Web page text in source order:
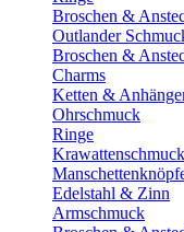
Broschen &
Outlander
Broschen &
Charms
Ketten &
Ohrschmuck
Ringe
Krawattenschmuck
Edelstahl & Zinn
Armschmuck